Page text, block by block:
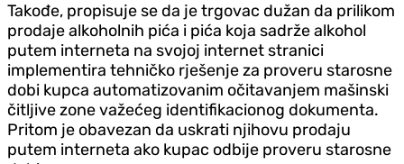
Takođe, propisuje se da je trgovac dužan da prilikom
prodaje alkoholnih pića i pića koja sadrže alkohol
putem interneta na svojoj internet stranici
implementira tehničko rješenje za proveru starosne
dobi kupca automatizovanim očitavanjem mašinski
čitljive zone važećeg identifikacionog dokumenta.
Pritom je obavezan da uskrati njihovu prodaju
putem interneta ako kupac odbije proveru starosne